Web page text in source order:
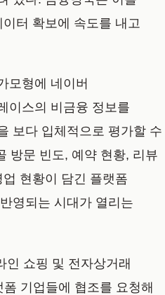
터 확보에 속도를 내고
모형에 네이버
이스의 비금융 정보를
보다 입체적으로 평가할 수
방문 빈도, 예약 현황, 리뷰
현황이 담긴 플랫폼
영되는 시대가 열리는
인 쇼핑 및 전자상거래
기업들에 협조를 요청해